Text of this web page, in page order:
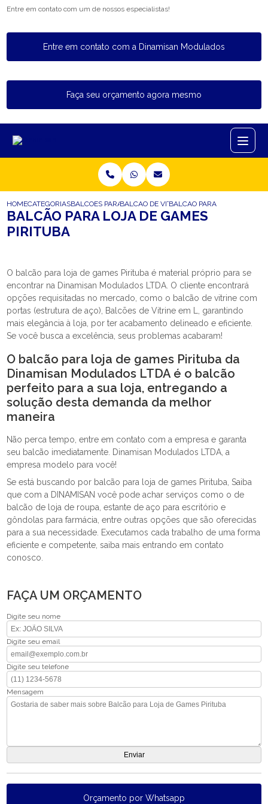
Entre em contato com um de nossos especialistas!
Entre em contato com a Dinamisan Modulados
Faça seu orçamento agora mesmo
HOMECATEGORIASBALCOES PARA LOJABALCAO DE VITRINE PARA LOJA
BALCAO PARA LOJA DE
BALCÃO PARA LOJA DE GAMES
PIRITUBA
O balcão para loja de games Pirituba é material próprio para se
encontrar na Dinamisan Modulados LTDA. O cliente encontrará
opções requisitadas no mercado, como o balcão de vitrine com
portas (estrutura de aço), Balcões de Vitrine em L, garantindo
mais elegância à loja, por ter acabamento delineado e eficiente.
Se você busca a excelência, seus problemas acabaram!
O balcão para loja de games Pirituba da
Dinamisan Modulados LTDA é o balcão
perfeito para a sua loja, entregando a
solução desta demanda da melhor
maneira
Não perca tempo, entre em contato com a empresa e garanta
seu balcão imediatamente. Dinamisan Modulados LTDA, a
empresa modelo para você!
Se está buscando por balcão para loja de games Pirituba, Saiba
que com a DINAMISAN você pode achar serviços como o de
balcão de loja de roupa, estante de aço para escritório e
gôndolas para farmácia, entre outras opções que são oferecidas
para a sua necessidade. Executamos cada trabalho de uma forma
eficiente e competente, saiba mais entrando em contato
conosco.
FAÇA UM ORÇAMENTO
Digite seu nome
Digite seu email
Digite seu telefone
Mensagem
Orçamento por Whatsapp